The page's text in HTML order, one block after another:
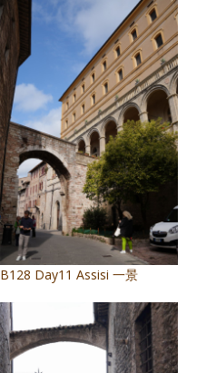
B128 Day11 Assisi 一景